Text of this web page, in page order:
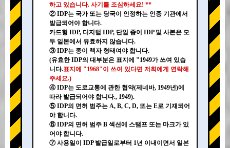
하고 있습니다. 사기를 조심하세요! **
② IDP는 국가 또는 당국이 인정하는 인증 기관에서
발급되어야 합니다.
카드형 IDP, 디지털 IDP, 단일 종이 IDP 및 사본은 모
두 일본에서 유효하지 않습니다.
③ IDP는 종이 책자 형태여야 합니다.
(유효한 IDP의 대부분은 표지에 "1949가 쓰여 있습
니다.표지에 "1968"이 쓰여 있다면 저희에게 연락해
주세요.)
④ IDP는 도로교통에 관한 협약(제네바, 1949년)에
따라 발급되어야 합니다., 1949).
⑤ IDP의 면허 범주는 A, B, C, D, 또는 E로 기재되어
야 합니다.
⑥ IDP의 면허 범주 B 섹션에 스탬프 또는 마크가 있
어야 합니다.
⑦ 사용일이 IDP 발급일로부터 1년 이내이면서 일본